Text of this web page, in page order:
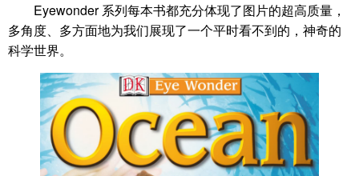
Eyewonder 系列每本书都充分体现了图片的超高质量，
多角度、多方面地为我们展现了一个平时看不到的，神奇的
科学世界。